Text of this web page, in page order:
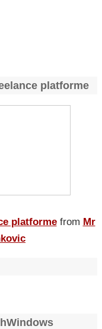
platforme
platforme from Mr